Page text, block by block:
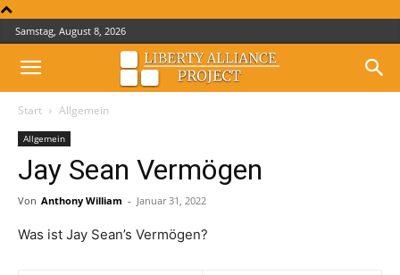
Samstag, August 8, 2026
Start Allgemein
Allgemein
Jay Sean Vermögen
Von Anthony William - Januar 31, 2022
Was ist Jay Sean’s Vermögen?